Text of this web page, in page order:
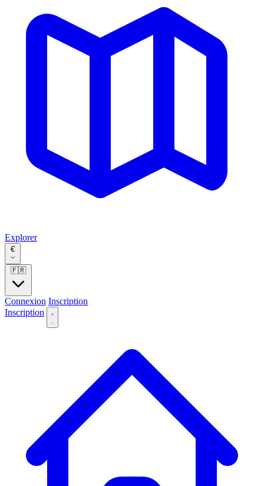
Explorer
€
🇫🇷
Connexion Inscription
Inscription